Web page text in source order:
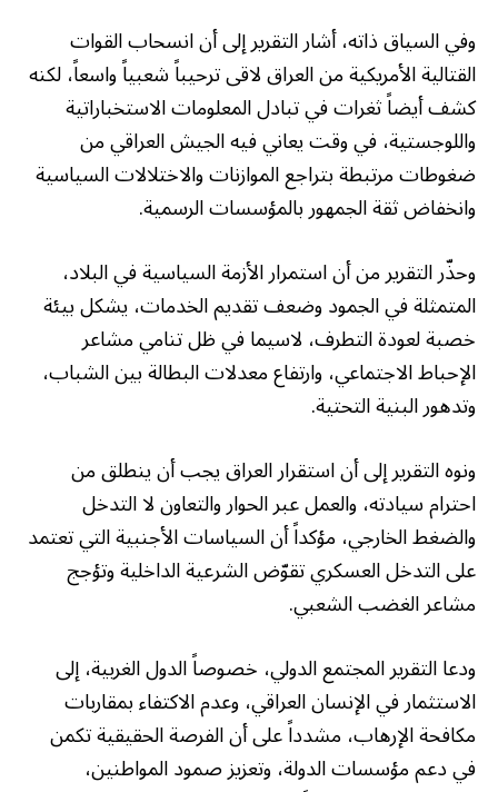
وفي السياق ذاته، أشار التقرير إلى أن انسحاب القوات
القتالية الأمريكية من العراق لاقى ترحيباً شعبياً واسعاً، لكنه
كشف أيضاً ثغرات في تبادل المعلومات الاستخباراتية
واللوجستية، في وقت يعاني فيه الجيش العراقي من
ضغوطات مرتبطة بتراجع الموازنات والاختلالات السياسية
وانخفاض ثقة الجمهور بالمؤسسات الرسمية.
وحذّر التقرير من أن استمرار الأزمة السياسية في البلاد،
المتمثلة في الجمود وضعف تقديم الخدمات، يشكل بيئة
خصبة لعودة التطرف، لاسيما في ظل تنامي مشاعر
الإحباط الاجتماعي، وارتفاع معدلات البطالة بين الشباب،
وتدهور البنية التحتية.
ونوه التقرير إلى أن استقرار العراق يجب أن ينطلق من
احترام سيادته، والعمل عبر الحوار والتعاون لا التدخل
والضغط الخارجي، مؤكداً أن السياسات الأجنبية التي تعتمد
على التدخل العسكري تقوّض الشرعية الداخلية وتؤجج
مشاعر الغضب الشعبي.
ودعا التقرير المجتمع الدولي، خصوصاً الدول الغربية، إلى
الاستثمار في الإنسان العراقي، وعدم الاكتفاء بمقاربات
مكافحة الإرهاب، مشدداً على أن الفرصة الحقيقية تكمن
في دعم مؤسسات الدولة، وتعزيز صمود المواطنين،